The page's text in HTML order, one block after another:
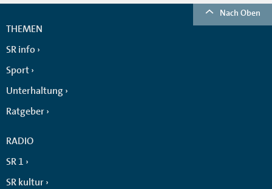
Nach Oben
THEMEN
SR info
Sport
Unterhaltung
Ratgeber
RADIO
SR 1
SR kultur